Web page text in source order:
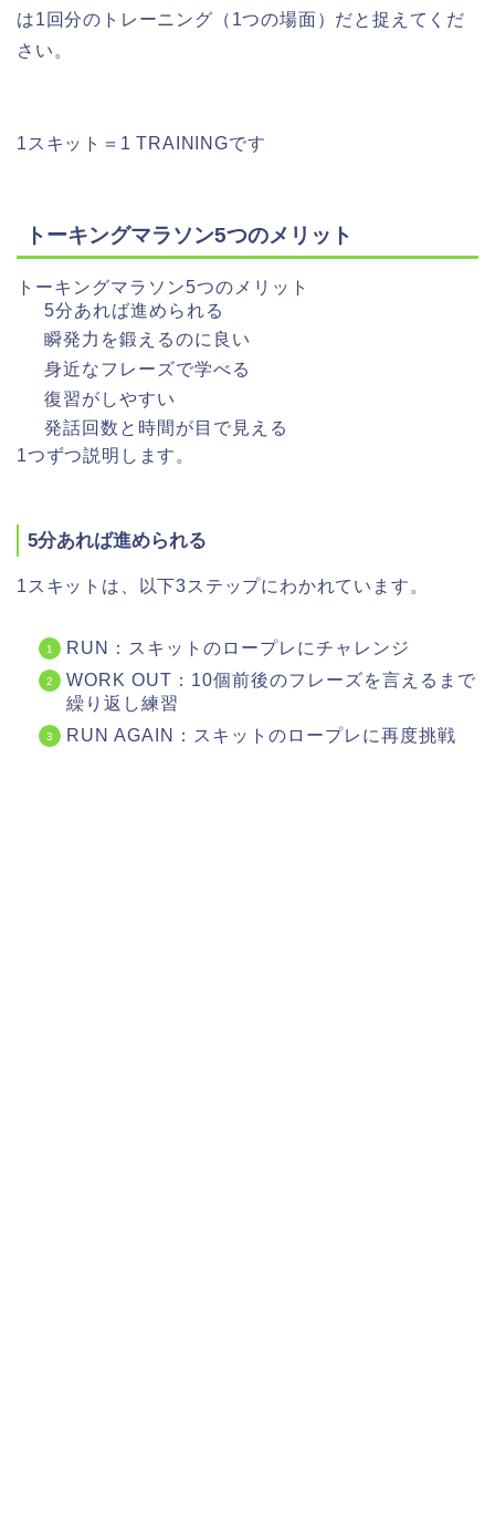
は1回分のトレーニング（1つの場面）だと捉えてくだ
さい。
1スキット＝1 TRAININGです
トーキングマラソン5つのメリット
トーキングマラソン5つのメリット
5分あれば進められる
瞬発力を鍛えるのに良い
身近なフレーズで学べる
復習がしやすい
発話回数と時間が目で見える
1つずつ説明します。
5分あれば進められる
1スキットは、以下3ステップにわかれています。
RUN：スキットのロープレにチャレンジ
WORK OUT：10個前後のフレーズを言えるまで
繰り返し練習
RUN AGAIN：スキットのロープレに再度挑戦